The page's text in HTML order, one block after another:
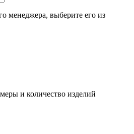
менеджера, выберите его из
и количество изделий